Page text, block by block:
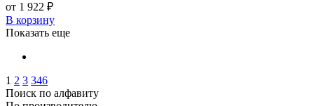
от 1 922 ₽
В корзину
Показать еще
1 2 3 346
Поиск по алфавиту